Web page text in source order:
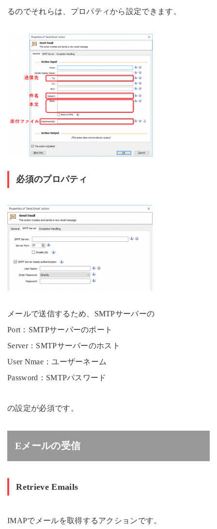
るのでそれらは、プロパティから設定できます。
必須のプロパティ
メールで送信するため、SMTPサーバーの
Port：SMTPサーバーのポート
Server：SMTPサーバーのホスト
User Nmae：ユーザーネーム
Password：SMTPパスワード
の設定が必須です。
Eメールの受信
Retrieve Emails
IMAPでメールを取得するアクションです。